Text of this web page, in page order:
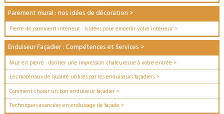
Parement mural : nos idées de décoration >
Pierre de parement intérieur : 6 idées pour embellir votre intérieur >
Enduiseur Façadier : Compétences et Services >
Mur en pierre : donner une impression chaleureuse à votre entrée >
Les matériaux de qualité utilisés par les enduiseurs façadiers >
Comment choisir un bon enduiseur façadier >
Techniques avancées en enduisage de façade >